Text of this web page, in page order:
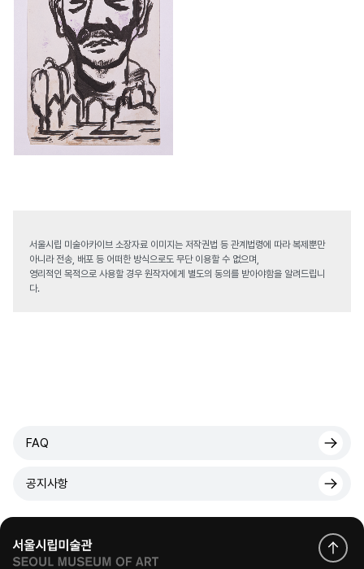
서울시립 미술아카이브 소장자료 이미지는 저작권법 등 관계법령에 따라 복제뿐만
아니라 전송, 배포 등 어떠한 방식으로도 무단 이용할 수 없으며,
영리적인 목적으로 사용할 경우 원작자에게 별도의 동의를 받아야함을 알려드립니
다.
FAQ
공지사항